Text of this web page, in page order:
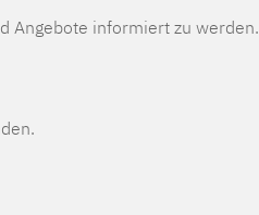
Angebote informiert zu werden.